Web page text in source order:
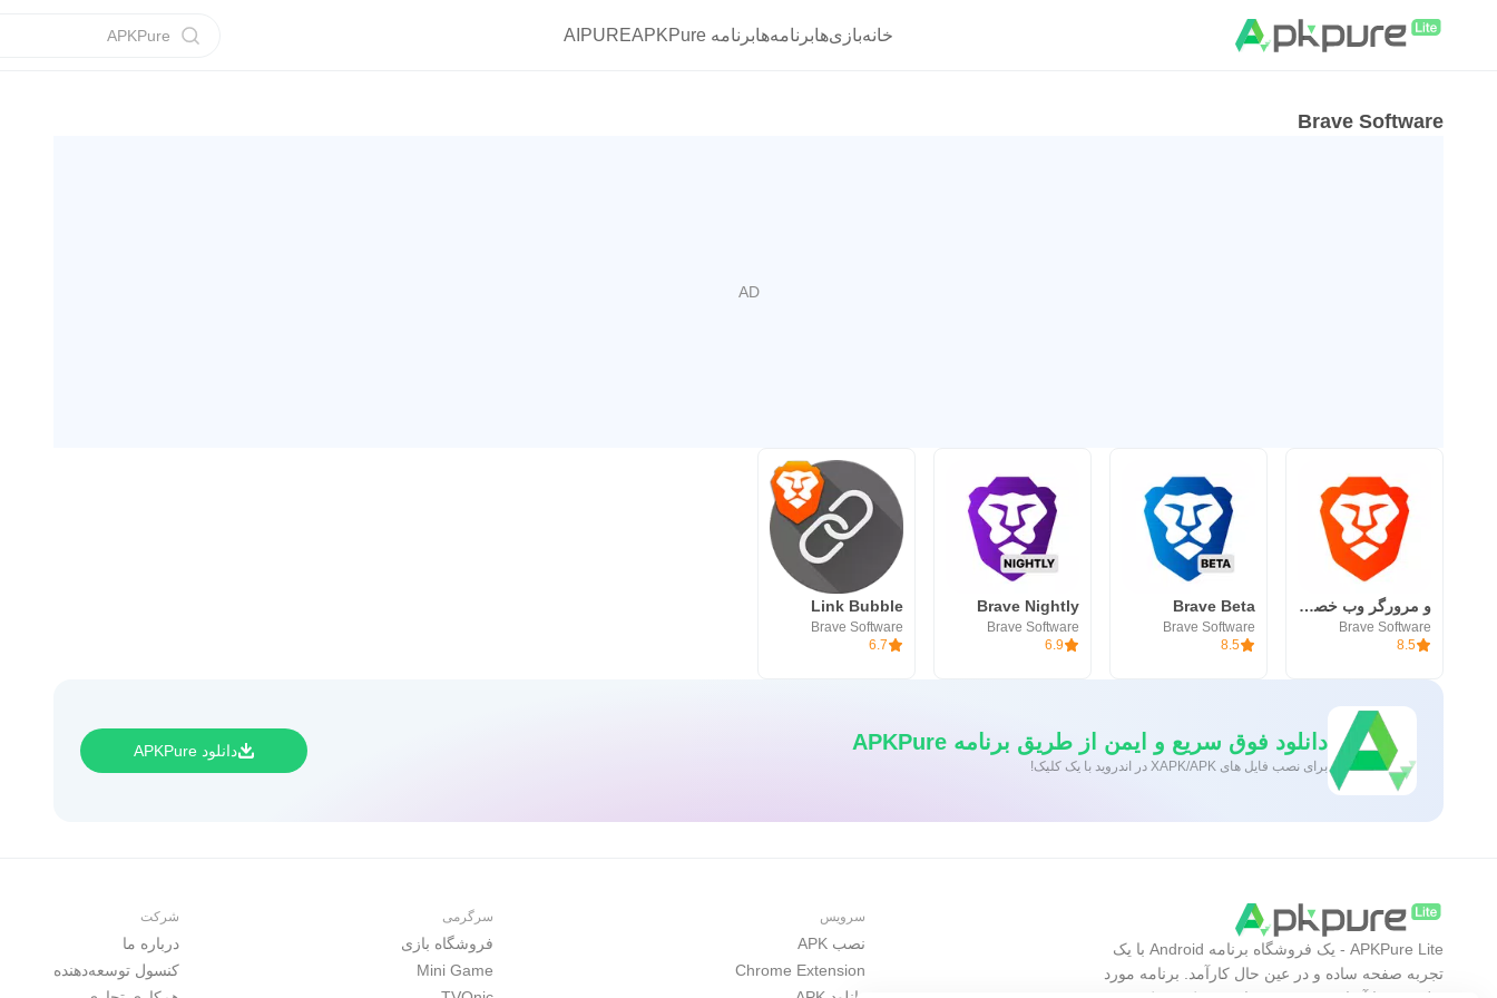
خانهبازی‌هابرنامه‌هابرنامه APKPure AIPURE
APKPure
Brave Software
و مرورگر وب خصوصی VPN | Brave
Brave Software
8.5
Brave Beta
Brave Software
8.5
Brave Nightly
Brave Software
6.9
Link Bubble
Brave Software
6.7
دانلود فوق سریع و ایمن از طریق برنامه APKPure
برای نصب فایل های XAPK/APK در اندروید با یک کلیک!
دانلود APKPure
APKPure Lite - یک فروشگاه برنامه Android با یک
تجربه صفحه ساده و در عین حال کارآمد. برنامه مورد
سرویس
نصب APK
Chrome Extension
سرگرمی
فروشگاه بازی
Mini Game
شرکت
درباره ما
کنسول توسعه‌دهنده